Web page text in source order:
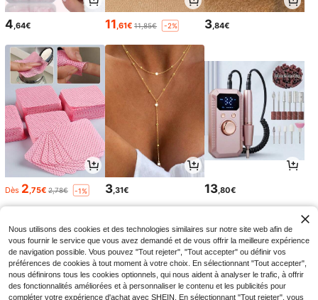
4 ,64€ 11 ,61€ 11,85€ -2% 3 ,84€
Dès 2 ,75€ 2,78€ -1% 3,31€ 13 ,80€
Nous utilisons des cookies et des technologies similaires sur notre site web afin de
vous fournir le service que vous avez demandé et de vous offrir la meilleure expérience
de navigation possible. Vous pouvez "Tout rejeter", "Tout accepter" ou définir vos
préférences de cookies à tout moment à votre choix. En sélectionnant "Tout accepter",
nous définirons tous les cookies optionnels, qui nous aident à analyser le trafic, à offrir
des fonctionnalités améliorées et à personnaliser le contenu et les publicités pour
compléter votre expérience d'achat avec SHEIN. En sélectionnant "Tout rejeter", vous